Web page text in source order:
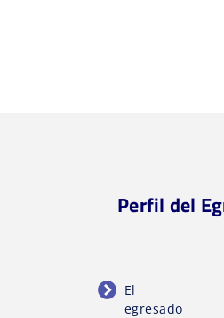
Perfil del
El
egresado